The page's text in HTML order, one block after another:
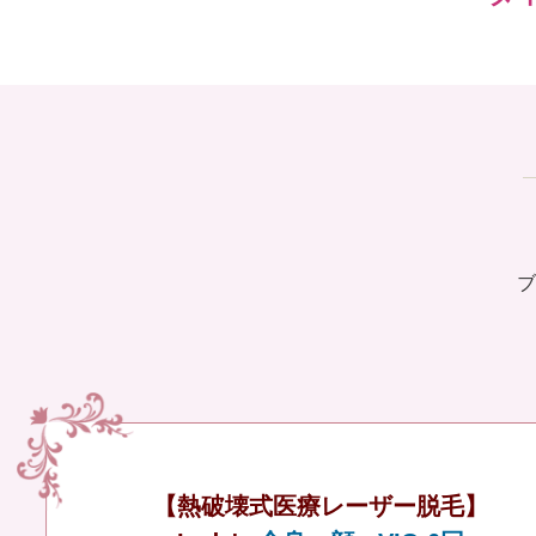
【熱破壊式医療レーザー脱毛】